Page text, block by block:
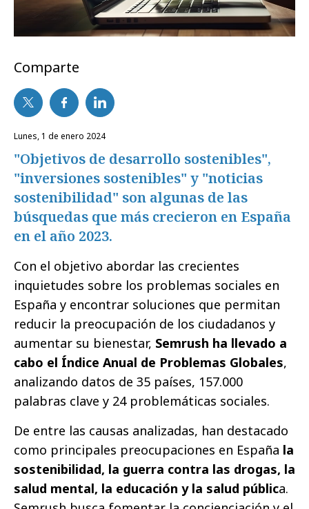
Comparte
lunes, 1 de enero 2024
"Objetivos de desarrollo sostenibles",
"inversiones sostenibles" y "noticias
sostenibilidad" son algunas de las
búsquedas que más crecieron en España
en el año 2023.
Con el objetivo abordar las crecientes
inquietudes sobre los problemas sociales en
España y encontrar soluciones que permitan
reducir la preocupación de los ciudadanos y
aumentar su bienestar, Semrush ha llevado a
cabo el Índice Anual de Problemas Globales,
analizando datos de 35 países, 157.000
palabras clave y 24 problemáticas sociales.
De entre las causas analizadas, han destacado
como principales preocupaciones en España la
sostenibilidad, la guerra contra las drogas, la
salud mental, la educación y la salud pública.